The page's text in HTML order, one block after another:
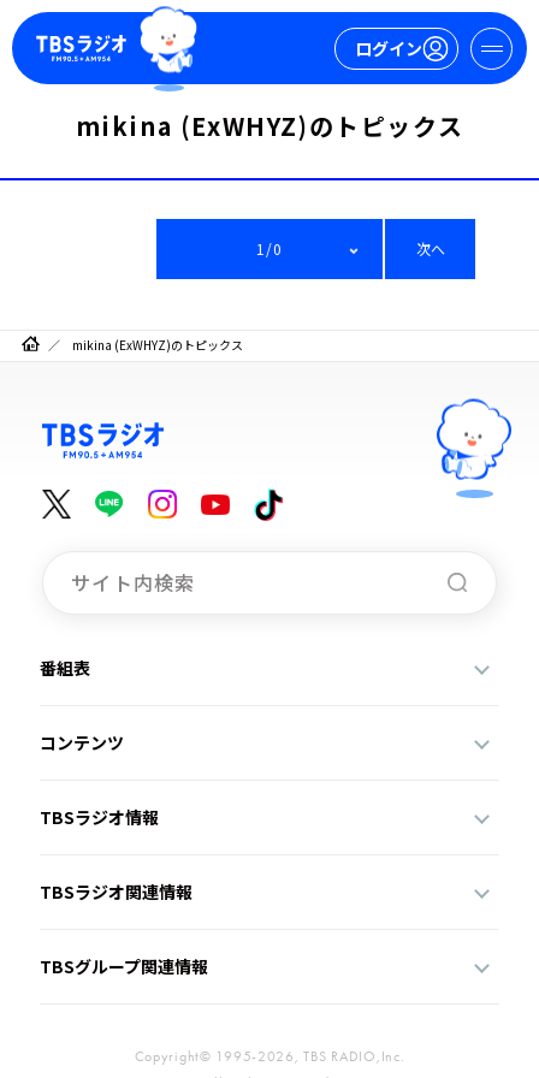
ログイン
今日の番組表
週間番組表
トピックス
TBS Podcast
イベント・グッズ
mikina (ExWHYZ)のトピックス
1/0 次へ
mikina (ExWHYZ)のトピックス
番組表
コンテンツ
TBSラジオ情報
TBSラジオ関連情報
TBSグループ関連情報
Copyright© 1995-2026, TBS RADIO,Inc.